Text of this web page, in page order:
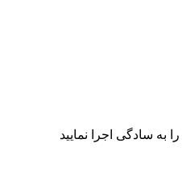
سادگی اجرا نمایید